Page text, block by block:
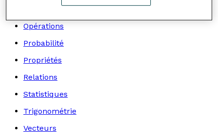
Modes de représentation
Opérations
Probabilité
Propriétés
Relations
Statistiques
Trigonométrie
Vecteurs